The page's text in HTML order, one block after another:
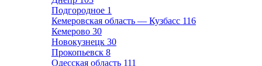
Подгородное 1
Кемеровская область — Кузбасс 116
Кемерово 30
Новокузнецк 30
Прокопьевск 8
Одесская область 111